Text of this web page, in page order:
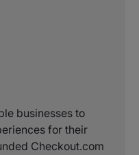
businesses to
for their
Checkout.com